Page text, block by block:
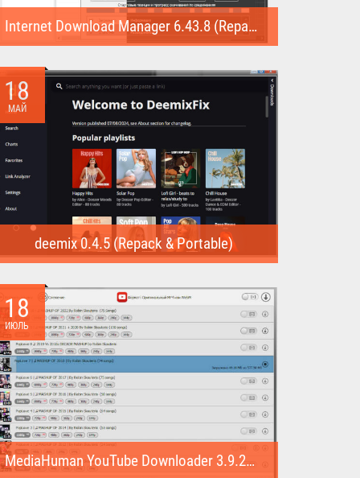
Internet Download Manager 6.43.8 (Repack)
предназначена для...
18
МАЙ
deemix 0.4.5 (Repack & Portable)
скачивать треки...
18
ИЮЛЬ
MediaHuman YouTube Downloader 3.9.22 (1007) (Repack & Portable)